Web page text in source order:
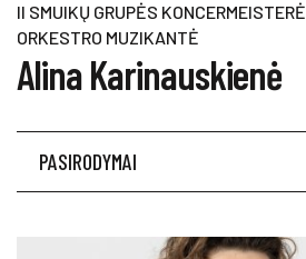
II SMUIKŲ GRUPĖS KONCERMEISTERĖ
ORKESTRO MUZIKANTĖ
Alina Karinauskienė
PASIRODYMAI